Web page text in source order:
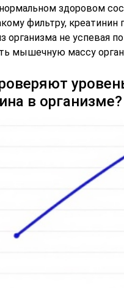
здоровом
фильтру, креатинин
организма не успевая
мышечную массу
в организме?